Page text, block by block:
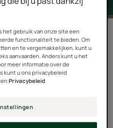
Sensitive"
van het
ASTERA SENSITIVE. De
extract van Asteraceae
hoofdhuid en zorgen
Een ritueel met lichte
het gebruik van onze site een
functionaliteit te bieden. Om
en te vergemakkelijken, kunt u
aanvaarden. Anders kunt u het
meer informatie over de
kunt u ons privacybeleid
Privacybeleid